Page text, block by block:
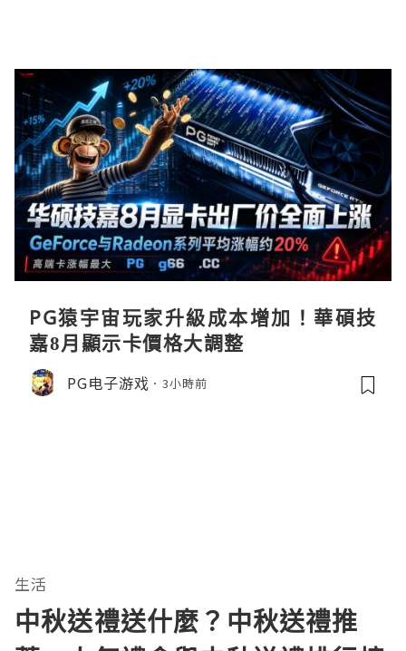
PG猿宇宙玩家升級成本增加！華碩技
嘉8月顯示卡價格大調整
PG电子游戏 3小時前
生活
中秋送禮送什麼？中秋送禮推